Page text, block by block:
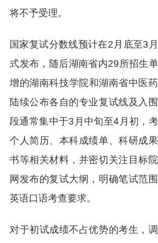
将不予受理。
国家复试分数线预计在2月底至3
式发布，随后湖南省内29所招生
增的湖南科技学院和湖南省中医
陆续公布各自的专业复试线及入
段通常集中于3月中旬至4月初，
个人简历、本科成绩单、科研成
书等相关材料，并密切关注目标
网发布的复试大纲，明确笔试范
英语口语考查要求。
对于初试成绩不占优势的考生，